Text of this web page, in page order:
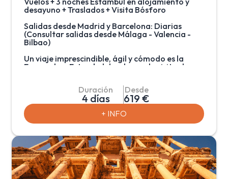
desayuno + Traslados + Visita Bósforo
Salidas desde Madrid y Barcelona: Diarias
(Consultar salidas desde Málaga - Valencia -
Bilbao)
Un viaje imprescindible, ágil y cómodo es la
Escapada a Estambul donde puede visitar la
Asia. Durante este trayecto se aprecian los
palacios de los Sultanes y las antiguas y típicas
casas de madera. Para terminar de disfrutar la
ciudad, no se puede perder el bazar de las
especias o “bazar egipcio”, constituido por los
actualidad. En Estambul podrá apreciar la
arquitectura de la Mezquita Azul, del Palacio de
Topkapi o de Santa Sofía, la muestra más
acabada del arte bizantino y uno de los
mayores logros de la humanidad.
Duración
4 días
Desde
619 €
+ INFO